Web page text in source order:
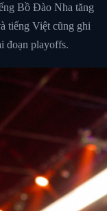
Bồ Đào Nha tăng
tiếng Việt cũng ghi
đoạn playoffs.